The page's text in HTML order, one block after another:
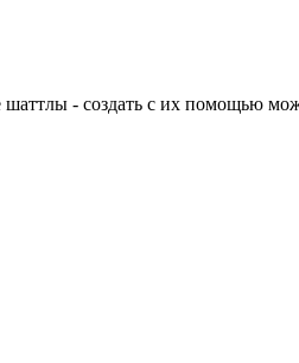
- создать с их помощью